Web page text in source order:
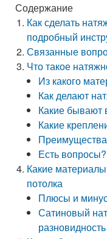
Содержание
Как сделать
подробный
Связанные
Что такое
Из какого
Как делают
Какие бывают
Какие
Есть вопросы?
Какие
потолка
Плюсы и
Сатиновый